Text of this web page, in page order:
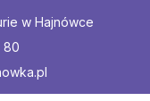
w Hajnówce
80